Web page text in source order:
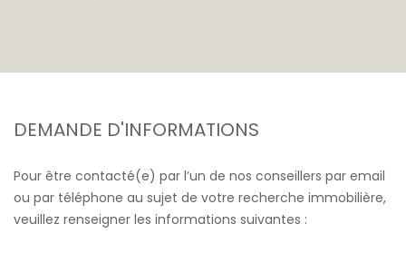
DEMANDE D'INFORMATIONS
Pour être contacté(e) par l’un de nos conseillers par email
ou par téléphone au sujet de votre recherche immobilière,
veuillez renseigner les informations suivantes :